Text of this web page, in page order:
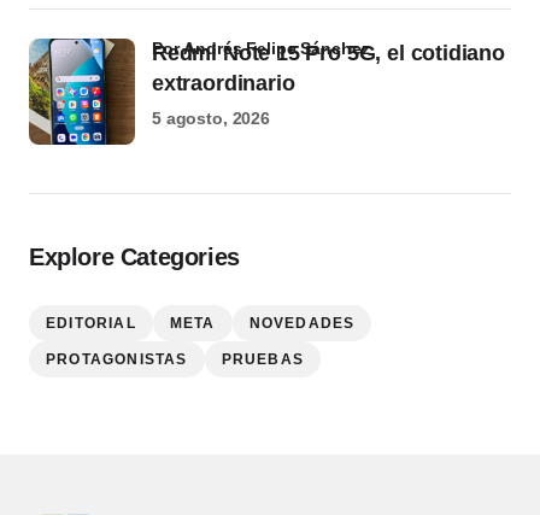
Redmi Note 15 Pro 5G, el cotidiano
extraordinario
por Andrés Felipe Sánchez
5 agosto, 2026
Explore Categories
EDITORIAL META NOVEDADES
PROTAGONISTAS PRUEBAS